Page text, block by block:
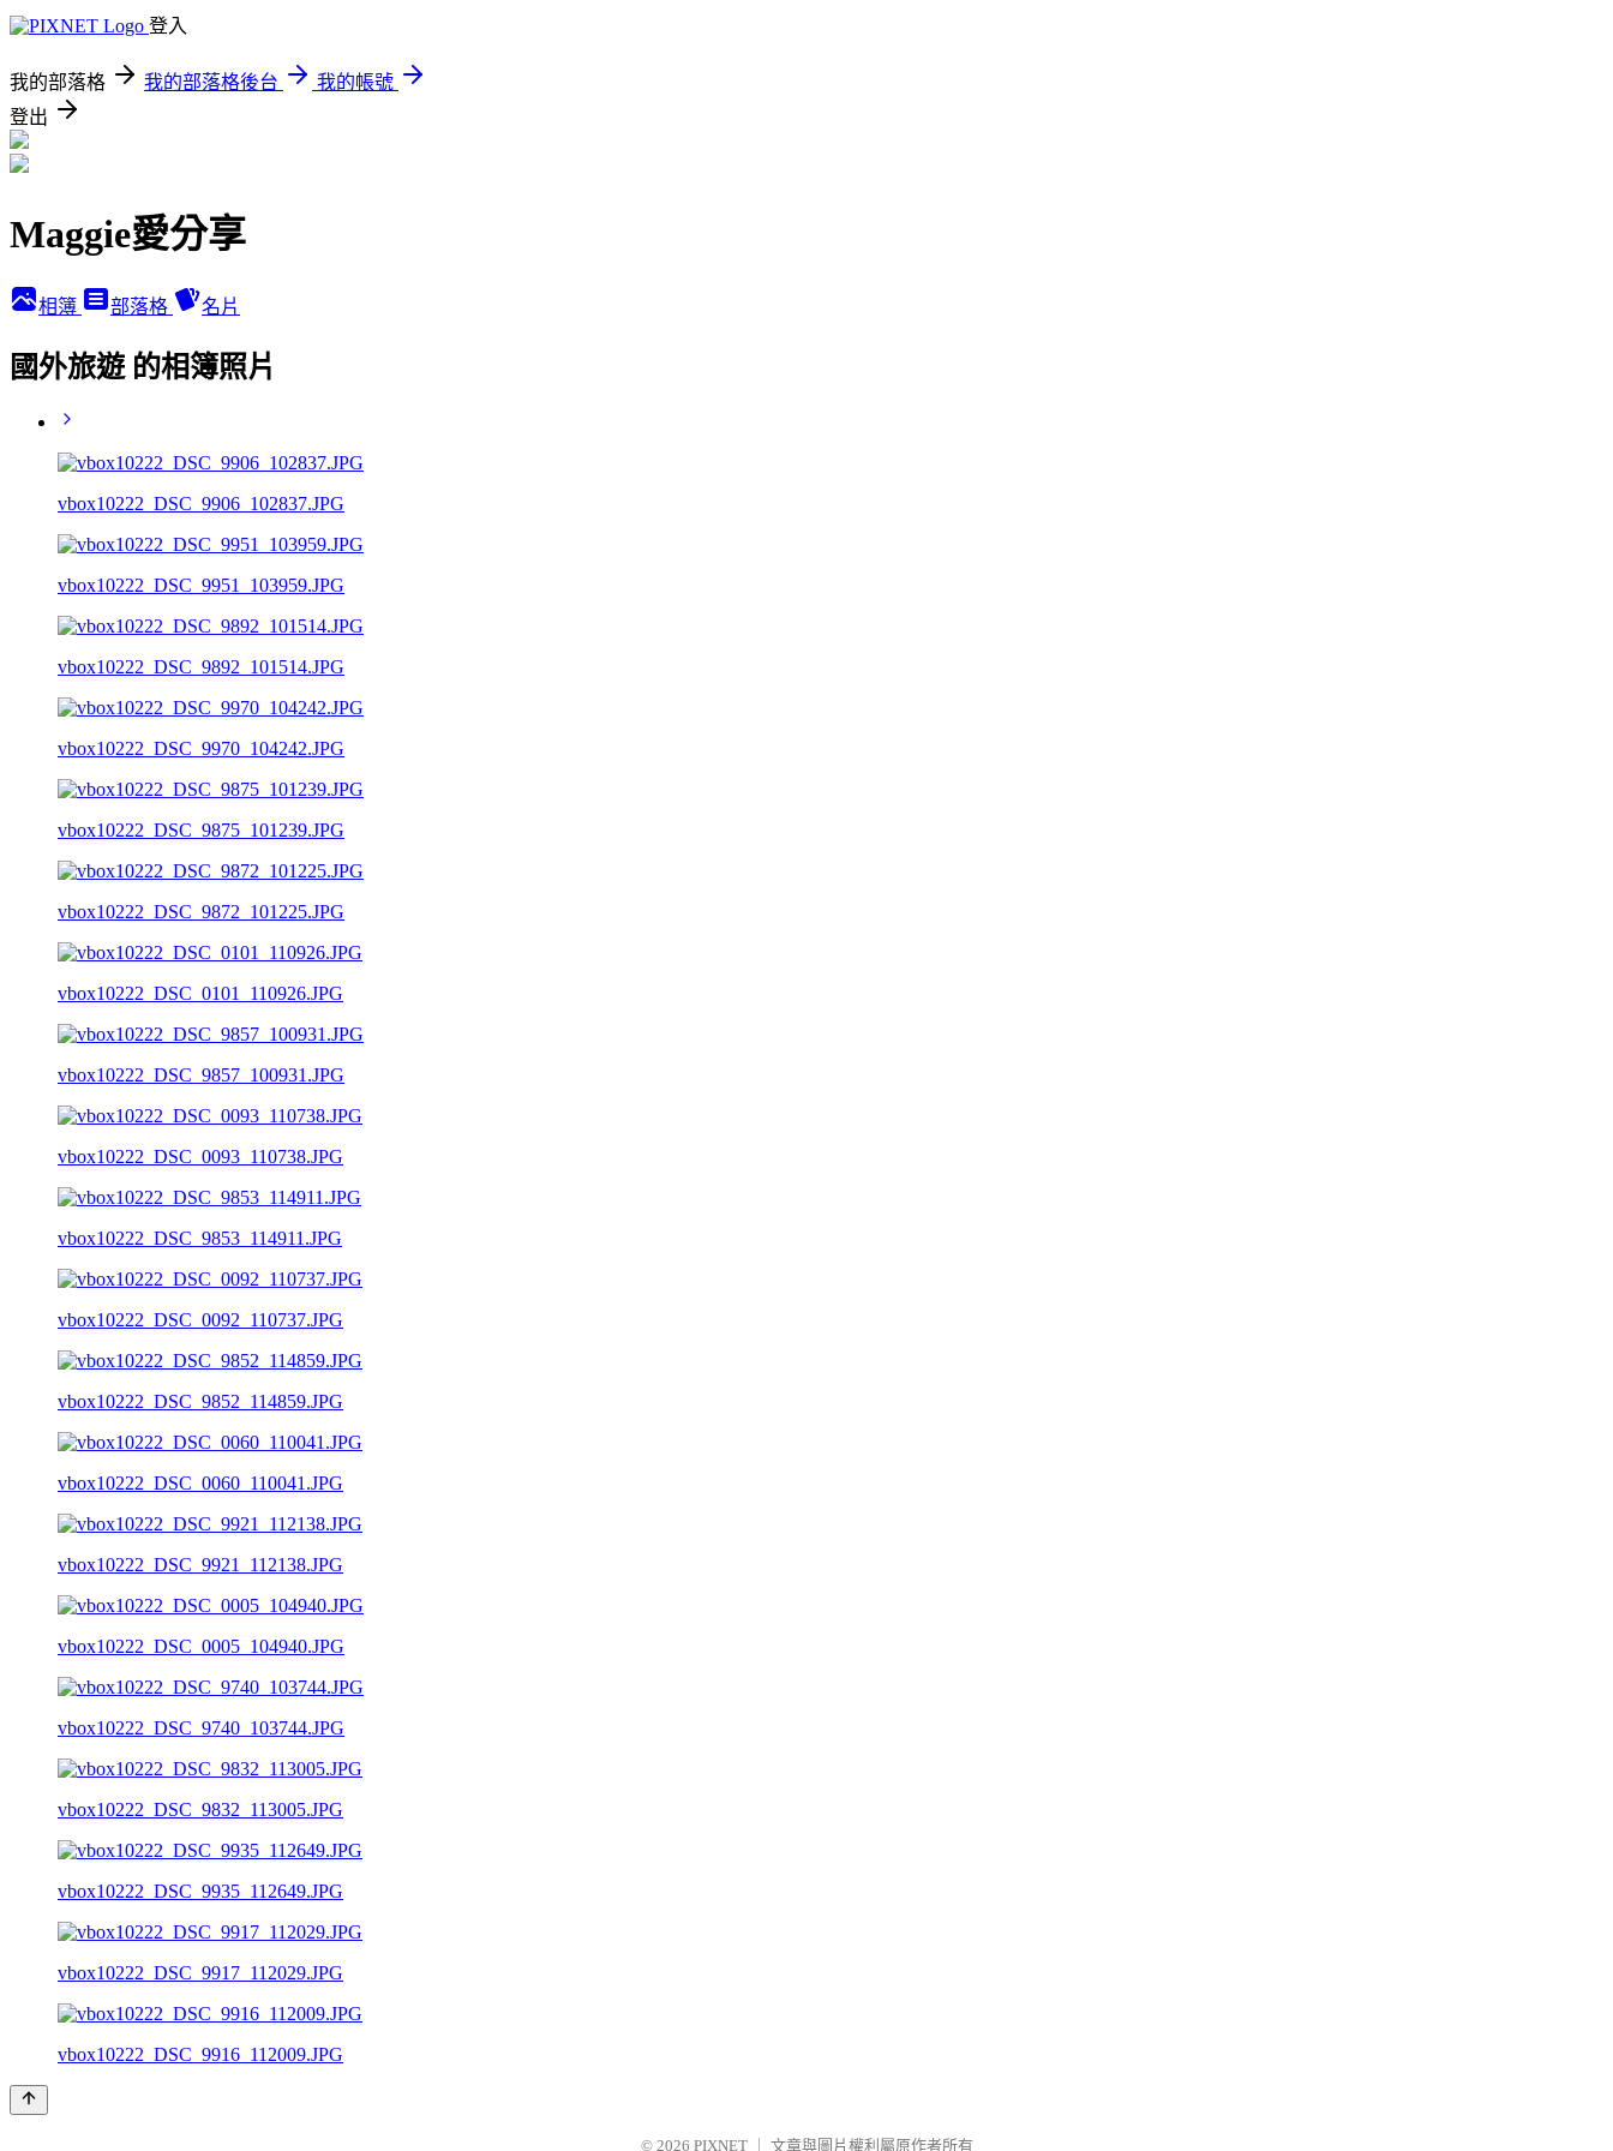
登入
我的部落格 我的部落格後台
我的帳號
登出
Maggie愛分享
相簿 部落格 名片
國外旅遊 的相簿照片
vbox10222_DSC_9906_102837.JPG
vbox10222_DSC_9951_103959.JPG
vbox10222_DSC_9892_101514.JPG
vbox10222_DSC_9970_104242.JPG
vbox10222_DSC_9875_101239.JPG
vbox10222_DSC_9872_101225.JPG
vbox10222_DSC_0101_110926.JPG
vbox10222_DSC_9857_100931.JPG
vbox10222_DSC_0093_110738.JPG
vbox10222_DSC_9853_114911.JPG
vbox10222_DSC_0092_110737.JPG
vbox10222_DSC_9852_114859.JPG
vbox10222_DSC_0060_110041.JPG
vbox10222_DSC_9921_112138.JPG
vbox10222_DSC_0005_104940.JPG
vbox10222_DSC_9740_103744.JPG
vbox10222_DSC_9832_113005.JPG
vbox10222_DSC_9935_112649.JPG
vbox10222_DSC_9917_112029.JPG
vbox10222_DSC_9916_112009.JPG
© 2026 PIXNET 文章與圖片權利屬原作者所有